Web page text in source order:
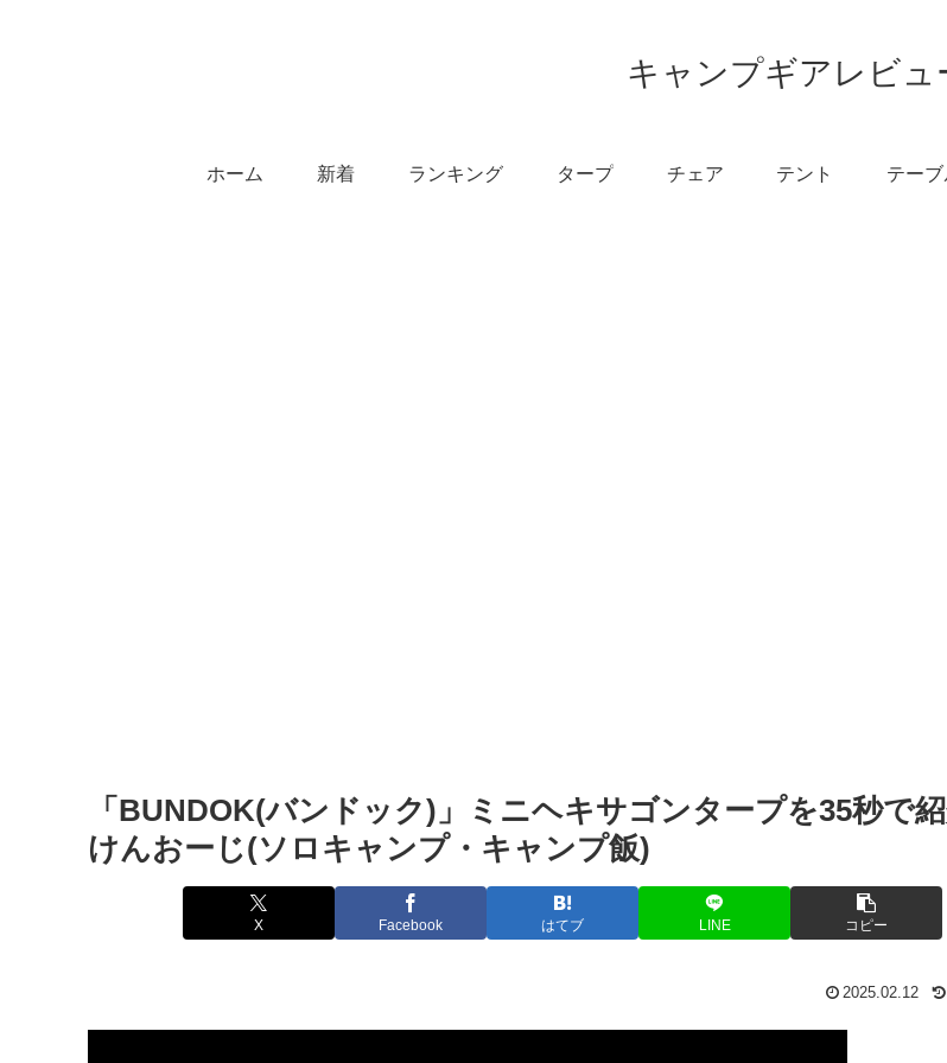
キャンプギアレビュ
ホーム 新着 ランキング タープ チェア テント テー
「BUNDOK(バンドック)」ミニヘキサゴンタープを35秒で
けんおーじ(ソロキャンプ・キャンプ飯)
X Facebook はてブ LINE コピー
2025.02.12